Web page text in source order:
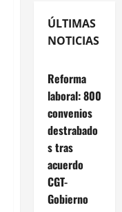
ÚLTIMAS
NOTICIAS
Reforma
laboral: 800
convenios
destrabado
s tras
acuerdo
CGT-
Gobierno